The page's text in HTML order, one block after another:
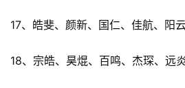
17、皓斐、颜新、国仁、佳航、阳
18、宗皓、昊焜、百鸣、杰琛、远